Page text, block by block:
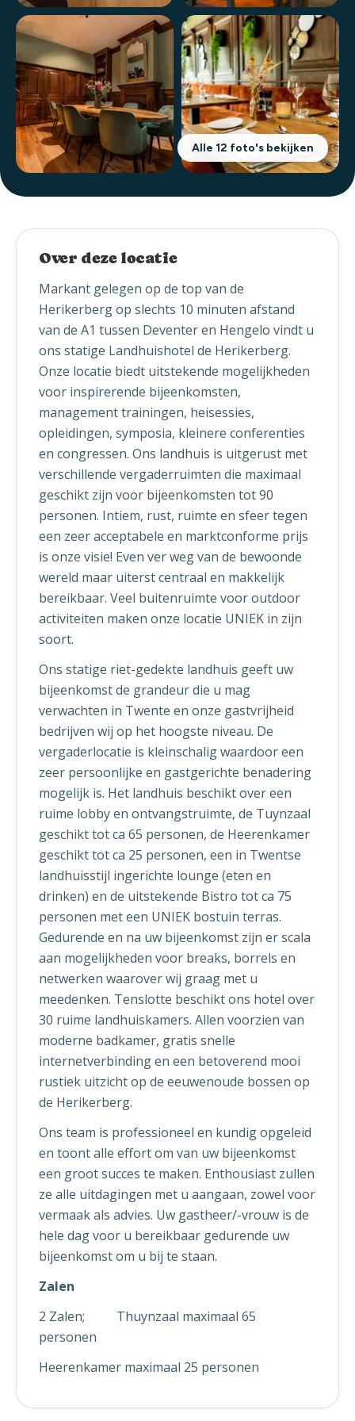
Alle 12 foto's bekijken
Over deze locatie
Markant gelegen op de top van de
Herikerberg op slechts 10 minuten afstand
van de A1 tussen Deventer en Hengelo vindt u
ons statige Landhuishotel de Herikerberg.
Onze locatie biedt uitstekende mogelijkheden
voor inspirerende bijeenkomsten,
management trainingen, heisessies,
opleidingen, symposia, kleinere conferenties
en congressen. Ons landhuis is uitgerust met
verschillende vergaderruimten die maximaal
geschikt zijn voor bijeenkomsten tot 90
personen. Intiem, rust, ruimte en sfeer tegen
een zeer acceptabele en marktconforme prijs
is onze visie! Even ver weg van de bewoonde
wereld maar uiterst centraal en makkelijk
bereikbaar. Veel buitenruimte voor outdoor
activiteiten maken onze locatie UNIEK in zijn
soort.
Ons statige riet-gedekte landhuis geeft uw
bijeenkomst de grandeur die u mag
verwachten in Twente en onze gastvrijheid
bedrijven wij op het hoogste niveau. De
vergaderlocatie is kleinschalig waardoor een
zeer persoonlijke en gastgerichte benadering
mogelijk is. Het landhuis beschikt over een
ruime lobby en ontvangstruimte, de Tuynzaal
geschikt tot ca 65 personen, de Heerenkamer
geschikt tot ca 25 personen, een in Twentse
landhuisstijl ingerichte lounge (eten en
drinken) en de uitstekende Bistro tot ca 75
personen met een UNIEK bostuin terras.
Gedurende en na uw bijeenkomst zijn er scala
aan mogelijkheden voor breaks, borrels en
netwerken waarover wij graag met u
meedenken. Tenslotte beschikt ons hotel over
30 ruime landhuiskamers. Allen voorzien van
moderne badkamer, gratis snelle
internetverbinding en een betoverend mooi
rustiek uitzicht op de eeuwenoude bossen op
de Herikerberg.
Ons team is professioneel en kundig opgeleid
en toont alle effort om van uw bijeenkomst
een groot succes te maken. Enthousiast zullen
ze alle uitdagingen met u aangaan, zowel voor
vermaak als advies. Uw gastheer/-vrouw is de
hele dag voor u bereikbaar gedurende uw
bijeenkomst om u bij te staan.
Zalen
2 Zalen; Thuynzaal maximaal 65
personen
Heerenkamer maximaal 25 personen